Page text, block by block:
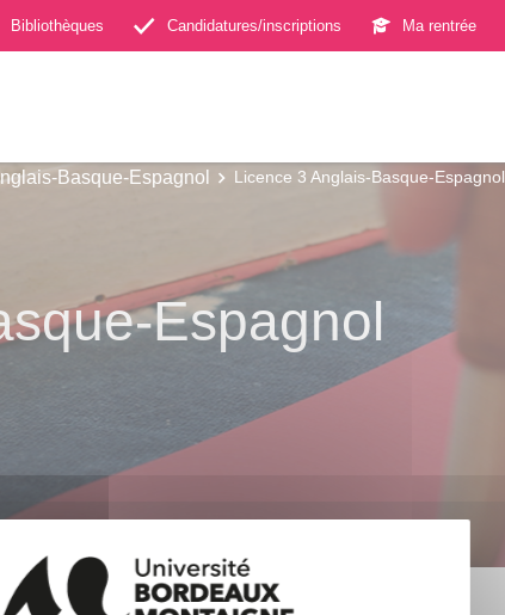
Bibliothèques Candidatures/inscriptions Ma rentrée
Basque-Espagnol Licence 3 Anglais-Basque-Espagnol
Espagnol